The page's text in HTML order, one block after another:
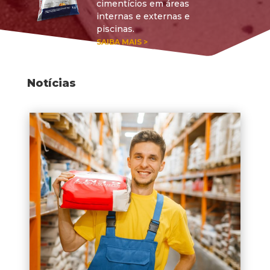
cimentícios em áreas
internas e externas e
piscinas.
SAIBA MAIS >
Notícias